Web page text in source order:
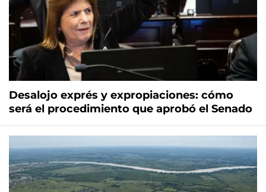
Desalojo exprés y expropiaciones: cómo
será el procedimiento que aprobó el Senado